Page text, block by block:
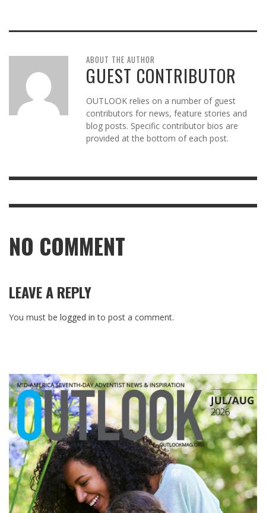
ABOUT THE AUTHOR
GUEST CONTRIBUTOR
OUTLOOK relies on a number of guest
contributors for news, feature stories and
blog posts. Specific contributor bios are
provided at the bottom of each post.
NO COMMENT
LEAVE A REPLY
You must be logged in to post a comment.